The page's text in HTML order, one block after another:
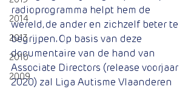
2014
2013
2010
2009
radioprogramma helpt hem de
wereld, de ander en zichzelf beter te
begrijpen. Op basis van deze
documentaire van de hand van
Associate Directors (release voorjaar
2020) zal Liga Autisme Vlaanderen